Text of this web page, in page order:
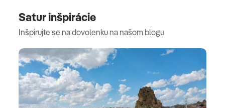
Satur inšpirácie
Inšpirujte se na dovolenku na našom blogu